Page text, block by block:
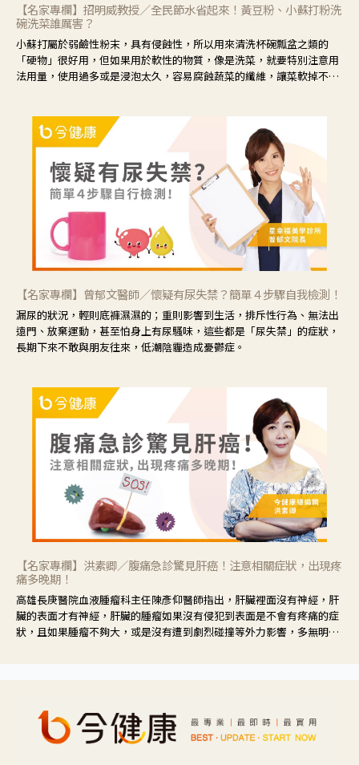
【名家專欄】招明威教授／全民節水省起來！黃豆粉、小蘇打粉洗
碗洗菜誰厲害？
小蘇打屬於弱鹼性粉末，具有侵蝕性，所以用來清洗杯碗瓢盆之類的
「硬物」很好用，但如果用於軟性的物質，像是洗菜，就要特別注意用
法用量，使用過多或是浸泡太久，容易腐蝕蔬菜的纖維，讓菜軟掉不清
【名家專欄】曾郁文醫師／懷疑有尿失禁？簡單４步驟自我檢測！
漏尿的狀況，輕則底褲濕濕的；重則影響到生活，排斥性行為、無法出
遠門、放棄運動，甚至怕身上有尿騷味，這些都是「尿失禁」的症狀，
長期下來不敢與朋友往來，低潮陰霾造成憂鬱症。
【名家專欄】洪素卿／腹痛急診驚見肝癌！注意相關症狀，出現疼
痛多晚期！
高雄長庚醫院血液腫瘤科主任陳彥仰醫師指出，肝臟裡面沒有神經，肝
臟的表面才有神經，肝臟的腫瘤如果沒有侵犯到表面是不會有疼痛的症
狀，且如果腫瘤不夠大，或是沒有遭到劇烈碰撞等外力影響，多無明顯